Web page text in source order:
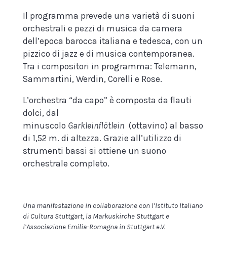
Il programma prevede una varietà di suoni
orchestrali e pezzi di musica da camera
dell’epoca barocca italiana e tedesca, con un
pizzico di jazz e di musica contemporanea.
Tra i compositori in programma: Telemann,
Sammartini, Werdin, Corelli e Rose.
L’orchestra “da capo” è composta da flauti
dolci, dal
minuscolo Garkleinflötlein (ottavino) al basso
di 1,52 m. di altezza. Grazie all’utilizzo di
strumenti bassi si ottiene un suono
orchestrale completo.
Una manifestazione in collaborazione con l’Istituto Italiano
di Cultura Stuttgart, la Markuskirche Stuttgart e
l’Associazione Emilia-Romagna in Stuttgart e.V.